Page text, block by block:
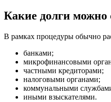
Какие долги можно
В рамках процедуры обычно
банками;
микрофинансовыми
частными кредиторами;
налоговыми органами;
коммунальными
иными взыскателями.